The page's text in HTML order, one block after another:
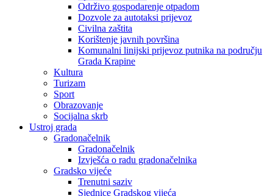
Održivo gospodarenje otpadom
Dozvole za autotaksi prijevoz
Civilna zaštita
Korištenje javnih površina
Komunalni linijski prijevoz putnika na području
Grada Krapine
Kultura
Turizam
Sport
Obrazovanje
Socijalna skrb
Ustroj grada
Gradonačelnik
Gradonačelnik
Izvješća o radu gradonačelnika
Gradsko vijeće
Trenutni saziv
Sjednice Gradskog vijeća